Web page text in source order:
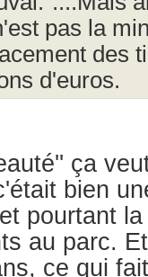
pas la
des
d'euros.
ça
bien
pourtant
au parc.
ce qui